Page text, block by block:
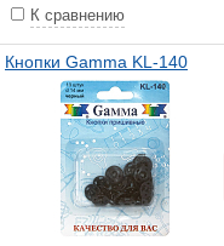
К сравнению
Кнопки Gamma KL-140